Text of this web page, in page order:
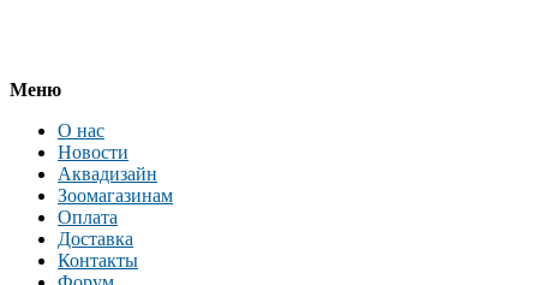
Меню
О нас
Новости
Аквадизайн
Зоомагазинам
Оплата
Доставка
Контакты